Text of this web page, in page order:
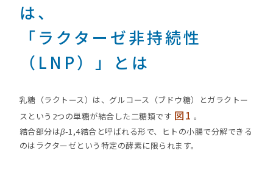
は、
「ラクターゼ非持続性
（LNP）」とは
乳糖（ラクトース）は、グルコース（ブドウ糖）とガラクトー
スという2つの単糖が結合した二糖類です 図1 。
結合部分はβ-1,4結合と呼ばれる形で、ヒトの小腸で分解できる
のはラクターゼという特定の酵素に限られます。